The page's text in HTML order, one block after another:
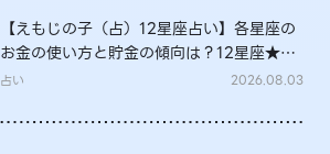
【えもじの子（占）12星座占い】各星座の
お金の使い方と貯金の傾向は？12星座★徹
底解説
占い 2026.08.03